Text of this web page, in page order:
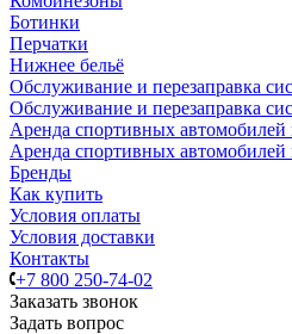
Ботинки
Перчатки
Нижнее бельё
Обслуживание и перезаправка
Обслуживание и перезаправка
Аренда спортивных автомобилей
Аренда спортивных автомобилей
Бренды
Как купить
Условия оплаты
Условия доставки
Контакты
+7 800 250-74-02
Заказать звонок
Задать вопрос